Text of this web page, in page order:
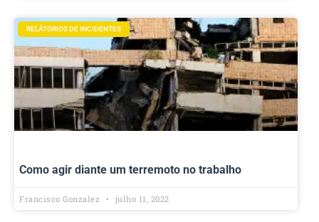
RELÁTORIOS DE INCIDENTES
Como agir diante um terremoto no trabalho
Francisco Gonzalez julho 11, 2022